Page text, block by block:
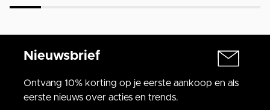
Nieuwsbrief
Ontvang 10% korting op je eerste aankoop en als
eerste nieuws over acties en trends.